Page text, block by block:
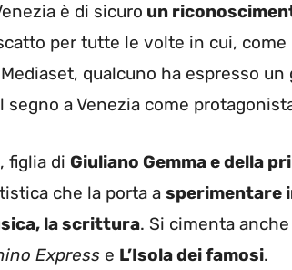
è di sicuro un
per tutte le volte in cui,
qualcuno ha espresso
segno a Venezia come
figlia di Giuliano Gemma e della
che la porta a sperimentare
la scrittura. Si cimenta
Express e L’Isola dei famosi.